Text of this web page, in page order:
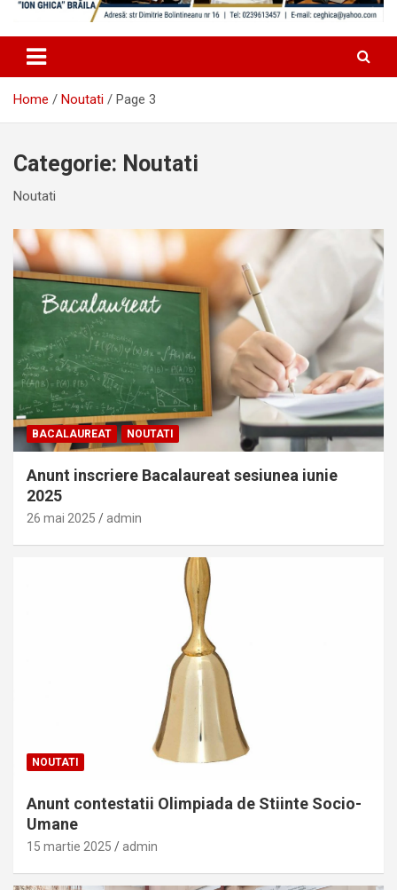
Home Noutati Page 3
Categorie: Noutati
Noutati
BACALAUREAT NOUTATI
Anunt inscriere Bacalaureat sesiunea iunie
2025
26 mai 2025 admin
NOUTATI
Anunt contestatii Olimpiada de Stiinte Socio-
Umane
15 martie 2025 admin